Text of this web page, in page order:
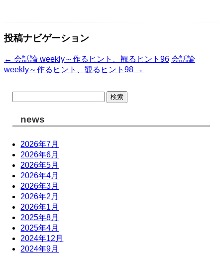
投稿ナビゲーション
← 会話論 weekly～作るヒント、観るヒント96 会話論
weekly～作るヒント、観るヒント98 →
news
2026年7月
2026年6月
2026年5月
2026年4月
2026年3月
2026年2月
2026年1月
2025年8月
2025年4月
2024年12月
2024年9月